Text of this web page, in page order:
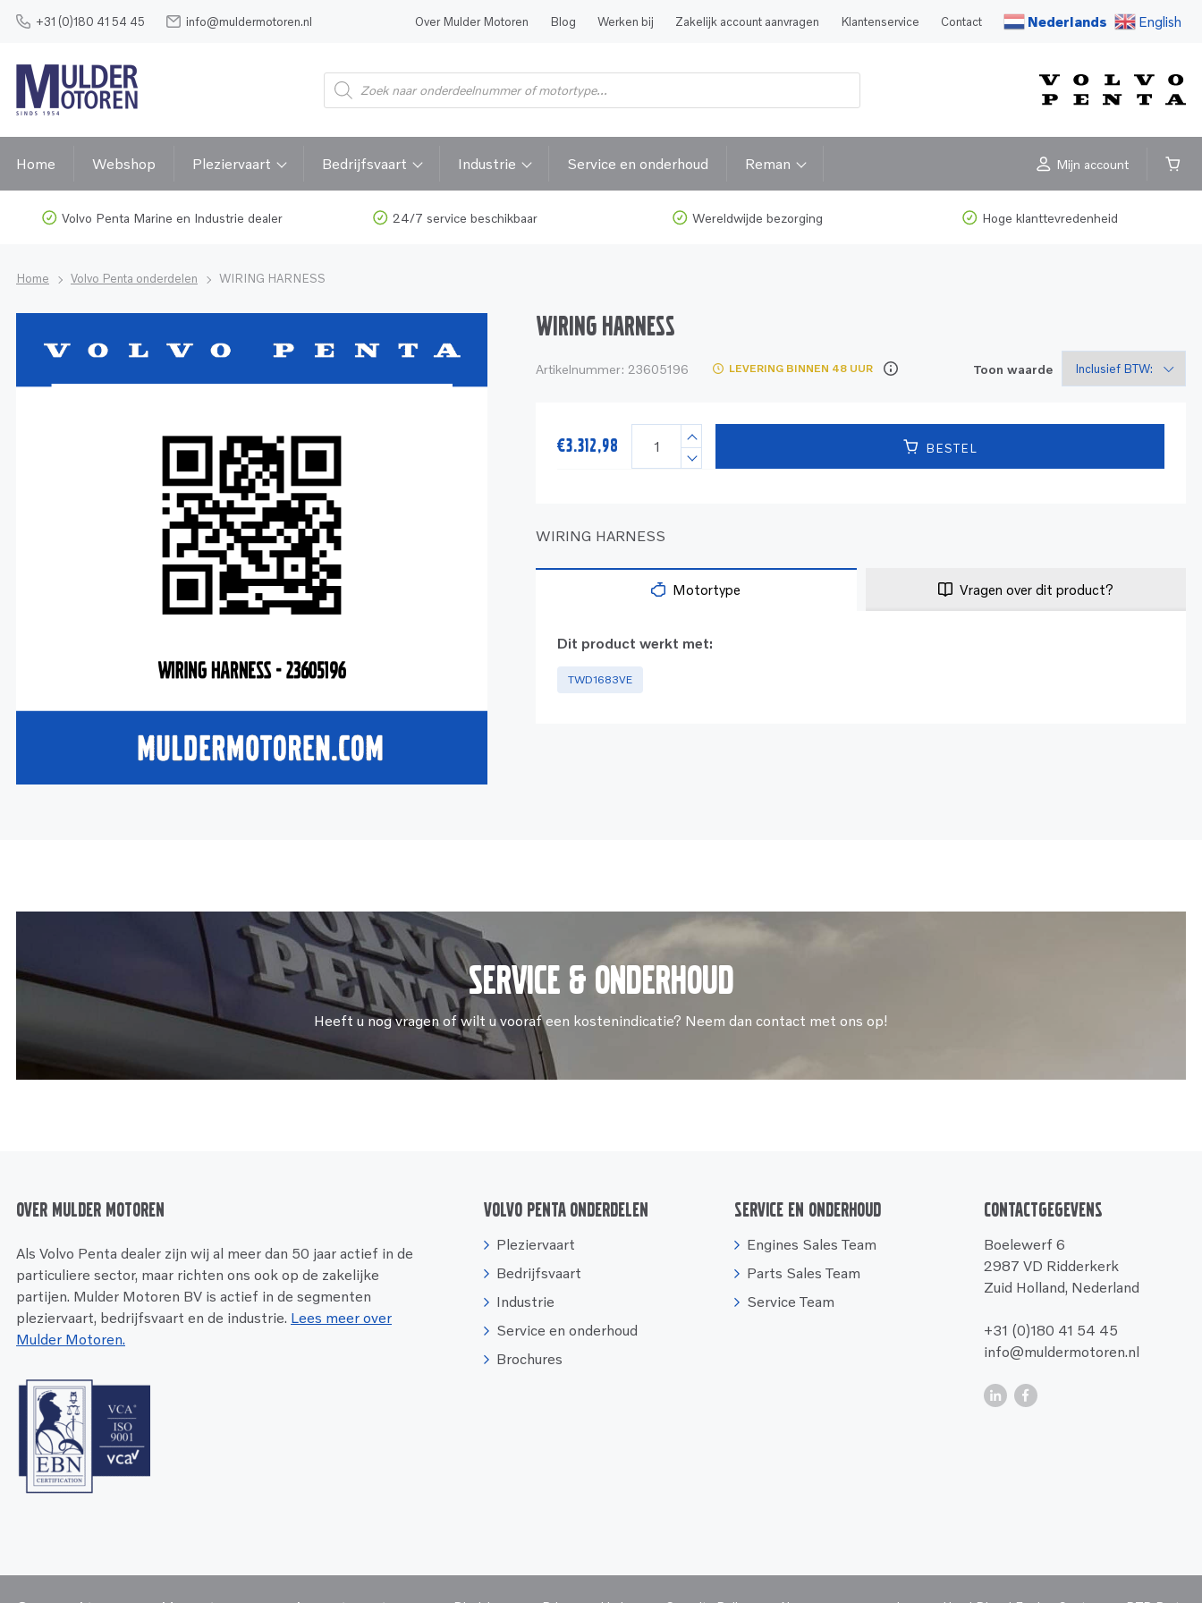
+31 (0)180 41 54 45 info@muldermotoren.nl Over Mulder Motoren Blog Werken bij Zakelijk account aanvragen Klantenservice Contact Nederlands English
Home Webshop Pleziervaart Bedrijfsvaart Industrie Service en onderhoud Reman Mijn account
Volvo Penta Marine en Industrie dealer 24/7 service beschikbaar Wereldwijde bezorging Hoge klanttevredenheid
Home Volvo Penta onderdelen WIRING HARNESS
WIRING HARNESS
Artikelnummer: 23605196 LEVERING BINNEN 48 UUR Toon waarde
€3.312,98 BESTEL
WIRING HARNESS
Motortype Vragen over dit product?
Dit product werkt met:
TWD1683VE
Service & onderhoud
Heeft u nog vragen of wilt u vooraf een kostenindicatie? Neem dan contact met ons op!
Over Mulder Motoren
Als Volvo Penta dealer zijn wij al meer dan 50 jaar actief in de
particuliere sector, maar richten ons ook op de zakelijke
partijen. Mulder Motoren BV is actief in de segmenten
pleziervaart, bedrijfsvaart en de industrie. Lees meer over
Mulder Motoren.
Volvo Penta onderdelen
Pleziervaart
Bedrijfsvaart
Industrie
Service en onderhoud
Brochures
Service en onderhoud
Engines Sales Team
Parts Sales Team
Service Team
Contactgegevens
Boelewerf 6
2987 VD Ridderkerk
Zuid Holland, Nederland
+31 (0)180 41 54 45
info@muldermotoren.nl